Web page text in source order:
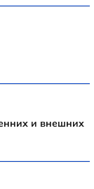
и внешних